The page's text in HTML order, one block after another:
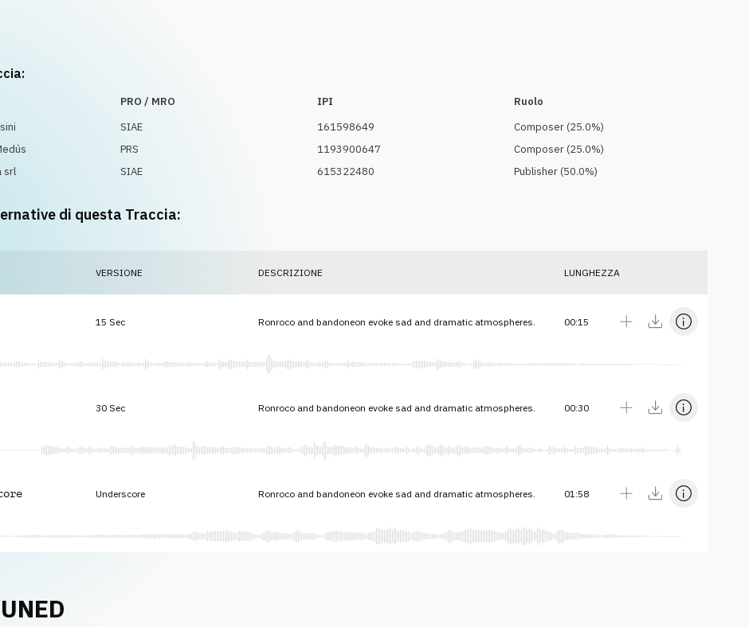
PRO / MRO IPI
Ruolo
SIAE 161598649 Composer(25.0%)
PRS 1193900647 Composer(25.0%)
srl
SIAE 615322480 Publisher(50.0%)
di questa Traccia:
VERSIONE DESCRIZIONE LUNGHEZZA
15 Sec Ronroco and bandoneon evoke sad and dramatic atmospheres. 00:15
30 Sec Ronroco and bandoneon evoke sad and dramatic atmospheres. 00:30
Underscore Ronroco and bandoneon evoke sad and dramatic atmospheres. 01:58